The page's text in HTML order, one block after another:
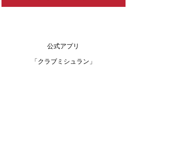
公式アプリ
「クラブミシュラン」